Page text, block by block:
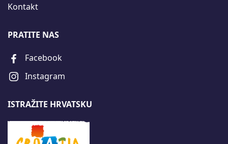
Kontakt
PRATITE NAS
Facebook
Instagram
ISTRAŽITE HRVATSKU